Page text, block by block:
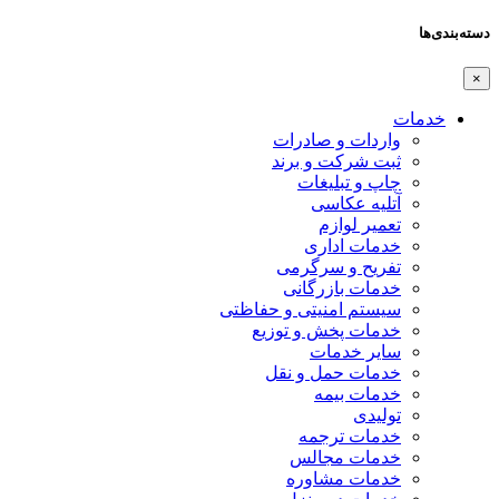
و صادرات
شرکت و برند
و تبلیغات
عکاسی
اداری
و سرگرمی
بازرگانی
امنیتی و حفاظتی
پخش و توزیع
خدمات
حمل و نقل
بیمه
ترجمه
مجالس
مشاوره